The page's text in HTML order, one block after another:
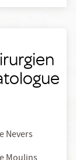
Nevers